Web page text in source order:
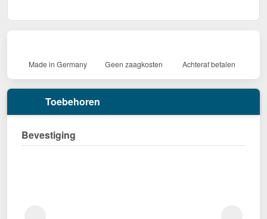
Made in Germany Geen zaagkosten Achteraf betalen
Toebehoren
Bevestiging